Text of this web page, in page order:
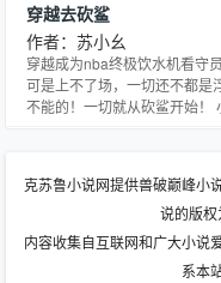
智能储备库，里面不但有田有
绿色食品。有了它，石金胜平
穿越去砍鲨
作者：苏小幺
穿越成为nba终极饮水机看守
可是上不了场，一切还不都是
不能的！一切就从砍鲨开始！
克苏鲁小说网提供兽破巅峰小
说的版权
内容收集自互联网和广大小说
系本